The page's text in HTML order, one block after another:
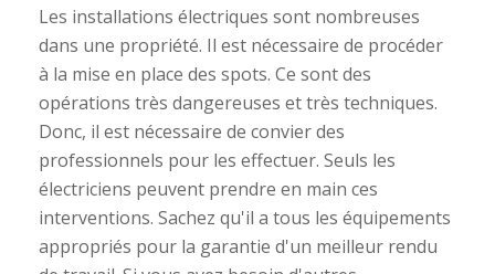
Les installations électriques sont nombreuses
dans une propriété. Il est nécessaire de procéder
à la mise en place des spots. Ce sont des
opérations très dangereuses et très techniques.
Donc, il est nécessaire de convier des
professionnels pour les effectuer. Seuls les
électriciens peuvent prendre en main ces
interventions. Sachez qu'il a tous les équipements
appropriés pour la garantie d'un meilleur rendu